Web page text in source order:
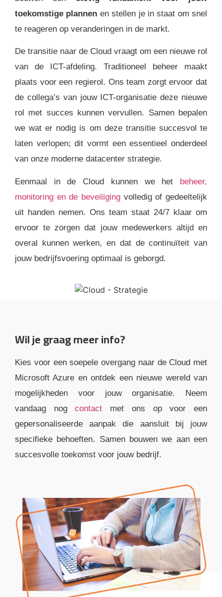
toekomstige plannen en stellen je in staat om snel
te reageren op veranderingen in de markt.
De transitie naar de Cloud vraagt om een nieuwe rol
van de ICT-afdeling. Traditioneel beheer maakt
plaats voor een regierol. Ons team zorgt ervoor dat
de collega’s van jouw ICT-organisatie deze nieuwe
rol met succes kunnen vervullen. Samen bepalen
we wat er nodig is om deze transitie succesvol te
laten verlopen; dit vormt een essentieel onderdeel
van onze moderne datacenter strategie.
Eenmaal in de Cloud kunnen we het beheer,
monitoring en de beveiliging volledig of gedeeltelijk
uit handen nemen. Ons team staat 24/7 klaar om
ervoor te zorgen dat jouw medewerkers altijd en
overal kunnen werken, en dat de continuïteit van
jouw bedrijfsvoering optimaal is geborgd.
Wil je graag meer info?
Kies voor een soepele overgang naar de Cloud met
Microsoft Azure en ontdek een nieuwe wereld van
mogelijkheden voor jouw organisatie. Neem
vandaag nogcontact met ons op voor een
gepersonaliseerde aanpak die aansluit bij jouw
specifieke behoeften. Samen bouwen we aan een
succesvolle toekomst voor jouw bedrijf.